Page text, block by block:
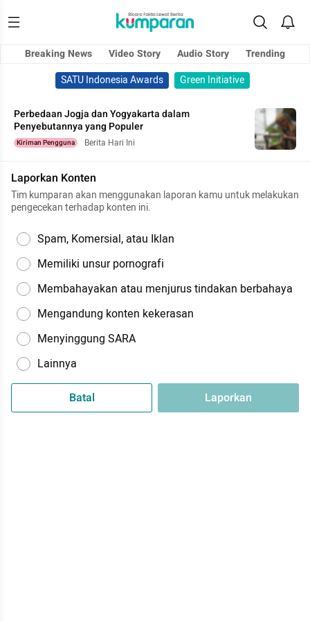
Breaking News Video Story Audio Story
Trending
SATU Indonesia Awards
Green Initiative
Perbedaan Jogja dan Yogyakarta dalam
Penyebutannya yang Populer
Kiriman Pengguna Berita Hari Ini
Laporkan Konten
Tim kumparan akan menggunakan laporan kamu untuk melakukan
pengecekan terhadap konten ini.
Spam, Komersial, atau Iklan
Memiliki unsur pornografi
Membahayakan atau menjurus tindakan berbahaya
Mengandung konten kekerasan
Menyinggung SARA
Lainnya
Batal Laporkan